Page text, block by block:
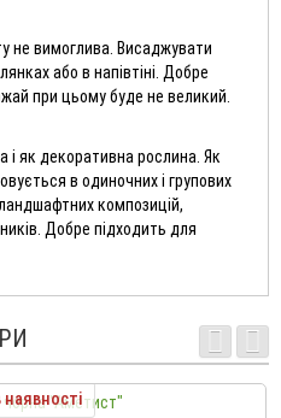
не вимоглива. Висаджувати
або в напівтіні. Добре
при цьому буде не великий.
і як декоративна рослина. Як
в одиночних і групових
композицій,
Добре підходить для